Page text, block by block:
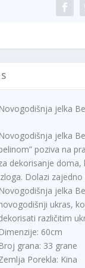
n
e
j
e
b
i
l
a
:
3
.
4
9
,
0
Novogodišnja jelka
Novogodišnja jelka
poziva na
dekorisanje doma,
Dolazi
Novogodišnja jelka
ukras,
različitim
Dimenzije: 60cm
Broj grana: 33 grane
Porekla: Kina